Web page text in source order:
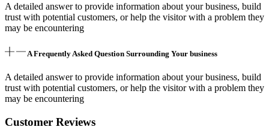
A detailed answer to provide information about your business, build
trust with potential customers, or help the visitor with a problem they
may be encountering
A Frequently Asked Question Surrounding Your business
A detailed answer to provide information about your business, build
trust with potential customers, or help the visitor with a problem they
may be encountering
Customer Reviews